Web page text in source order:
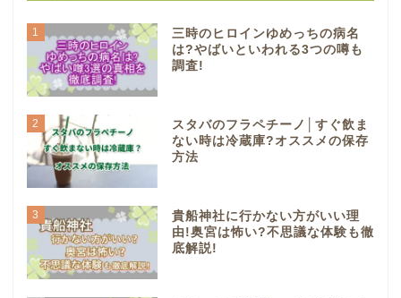
1
三時のヒロインゆめっちの病名
は?やばいといわれる3つの噂も
調査!
2
スタバのフラペチーノ│すぐ飲ま
ない時は冷蔵庫?オススメの保存
方法
3
貴船神社に行かない方がいい理
由!奥宮は怖い?不思議な体験も徹
底解説!